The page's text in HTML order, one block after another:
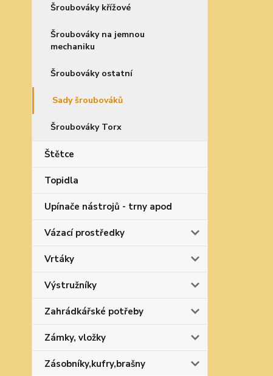
Šroubováky křížové
Šroubováky na jemnou
mechaniku
Šroubováky ostatní
Sady šroubováků
Šroubováky Torx
Štětce
Topidla
Upínače nástrojů - trny apod
Vázací prostředky
Vrtáky
Výstružníky
Zahrádkářské potřeby
Zámky, vložky
Zásobníky,kufry,brašny